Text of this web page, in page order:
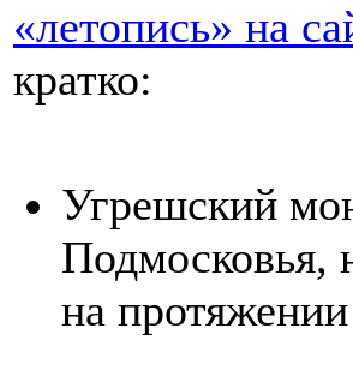
«летопись» на
кратко:
Угрешский
Подмосковья,
на